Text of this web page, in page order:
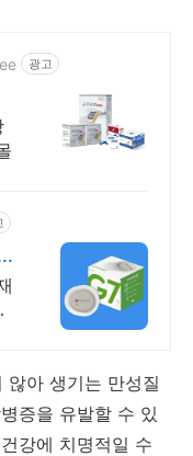
광고
않아 생기는 만성질
증을 유발할 수 있
강에 치명적일 수